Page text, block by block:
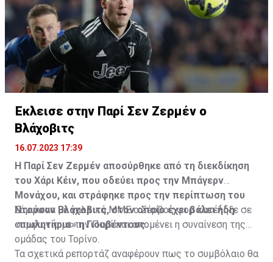
Έκλεισε στην Παρί Σεν Ζερμέν ο
Βλάχοβιτς
16.07.2023 17:39
Η Παρί Σεν Ζερμέν αποσύρθηκε από τη διεκδίκηση
του Χάρι Κέιν, που οδεύει προς την Μπάγερν
Μονάχου, και στράφηκε προς την περίπτωση του
Ντούσαν Βλάχοβιτς, στον οποίο έχει βάλει ήδη
«πωλητήριο» η Γιουβέντους.
Σύμφωνα με γαλλικά ΜΜΕ ο Σέρβος φορ κατέληξε σε
συμφωνία με την Παρί και απομένει η συναίνεση της
ομάδας του Τορίνο.
Τα σχετικά ρεπορτάζ αναφέρουν πως το συμβόλαιο θα